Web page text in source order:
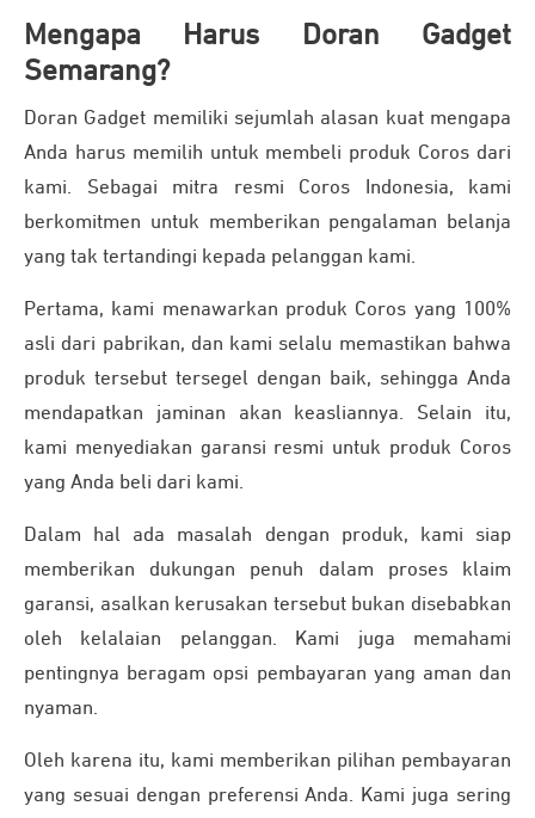
Mengapa Harus Doran Gadget
Semarang?
Doran Gadget memiliki sejumlah alasan kuat mengapa
Anda harus memilih untuk membeli produk Coros dari
kami. Sebagai mitra resmi Coros Indonesia, kami
berkomitmen untuk memberikan pengalaman belanja
yang tak tertandingi kepada pelanggan kami.
Pertama, kami menawarkan produk Coros yang 100%
asli dari pabrikan, dan kami selalu memastikan bahwa
produk tersebut tersegel dengan baik, sehingga Anda
mendapatkan jaminan akan keasliannya. Selain itu,
kami menyediakan garansi resmi untuk produk Coros
yang Anda beli dari kami.
Dalam hal ada masalah dengan produk, kami siap
memberikan dukungan penuh dalam proses klaim
garansi, asalkan kerusakan tersebut bukan disebabkan
oleh kelalaian pelanggan.
Kami juga memahami
pentingnya beragam opsi pembayaran yang aman dan
nyaman.
Oleh karena itu, kami memberikan pilihan pembayaran
yang sesuai dengan preferensi Anda. Kami juga sering